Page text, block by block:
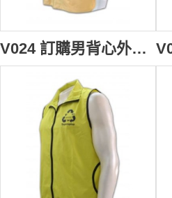
V024 訂購男背心外套 safety vest 背心外套 襯 訂造團體純色背心褸 背心外套批發